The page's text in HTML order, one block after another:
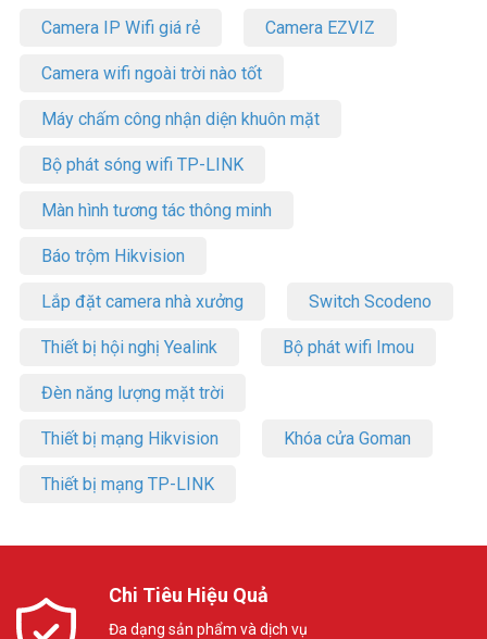
Camera IP Wifi giá rẻ Camera EZVIZ
Camera wifi ngoài trời nào tốt
Máy chấm công nhận diện khuôn mặt
Bộ phát sóng wifi TP-LINK
Màn hình tương tác thông minh
Báo trộm Hikvision
Lắp đặt camera nhà xưởng Switch Scodeno
Thiết bị hội nghị Yealink Bộ phát wifi Imou
Đèn năng lượng mặt trời
Thiết bị mạng Hikvision Khóa cửa Goman
Thiết bị mạng TP-LINK
Chi Tiêu Hiệu Quả
Đa dạng sản phẩm và dịch vụ